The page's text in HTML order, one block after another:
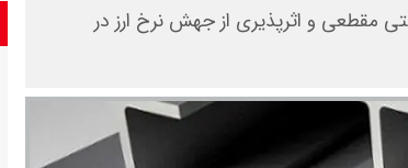
میان اصلاح قیمتی مقطعی و اثرپذیری از جهش نرخ ارز در